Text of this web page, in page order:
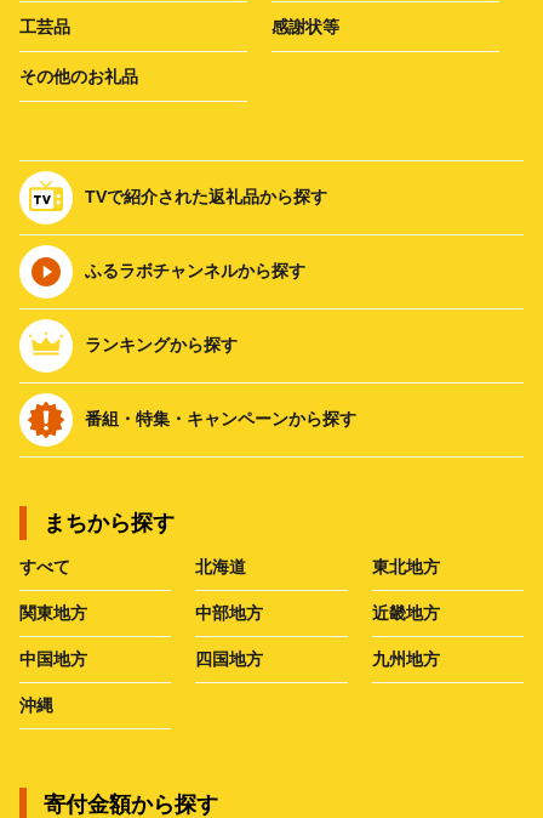
工芸品 感謝状等
その他のお礼品
TVで紹介された返礼品から探す
ふるラボチャンネルから探す
ランキングから探す
番組・特集・キャンペーンから探す
まちから探す
すべて 北海道 東北地方
関東地方 中部地方 近畿地方
中国地方 四国地方 九州地方
沖縄
寄付金額から探す